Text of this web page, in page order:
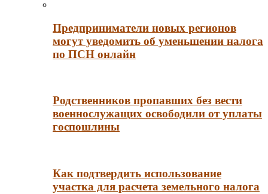
Предприниматели новых регионов
могут уведомить об уменьшении налога
по ПСН онлайн
Родственников пропавших без вести
военнослужащих освободили от уплаты
госпошлины
Как подтвердить использование
участка для расчета земельного налога